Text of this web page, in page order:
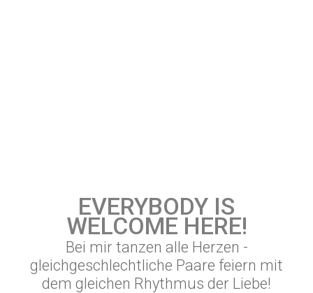
EVERYBODY IS
WELCOME HERE!
Bei mir tanzen alle Herzen -
gleichgeschlechtliche Paare feiern mit
dem gleichen Rhythmus der Liebe!